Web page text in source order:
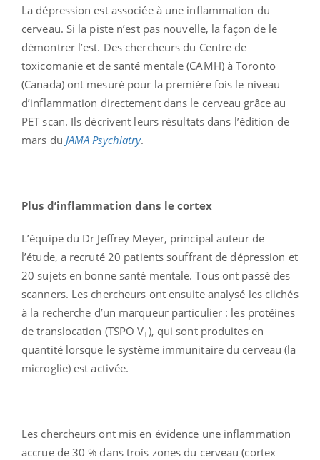
La dépression est associée à une inflammation du
cerveau. Si la piste n’est pas nouvelle, la façon de le
démontrer l’est. Des chercheurs du Centre de
toxicomanie et de santé mentale (CAMH) à Toronto
(Canada) ont mesuré pour la première fois le niveau
d’inflammation directement dans le cerveau grâce au
PET scan. Ils décrivent leurs résultats dans l’édition de
mars du JAMA Psychiatry.
Plus d’inflammation dans le cortex
L’équipe du Dr Jeffrey Meyer, principal auteur de
l’étude, a recruté 20 patients souffrant de dépression et
20 sujets en bonne santé mentale. Tous ont passé des
scanners. Les chercheurs ont ensuite analysé les clichés
à la recherche d’un marqueur particulier : les protéines
de translocation (TSPO VT), qui sont produites en
quantité lorsque le système immunitaire du cerveau (la
microglie) est activée.
Les chercheurs ont mis en évidence une inflammation
accrue de 30 % dans trois zones du cerveau (cortex